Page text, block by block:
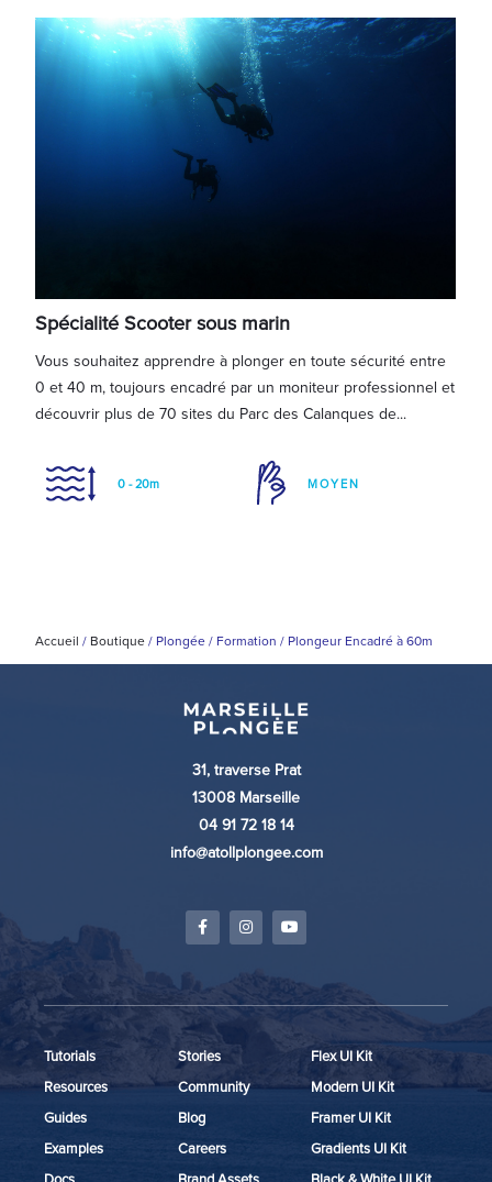
Spécialité Scooter sous marin
Vous souhaitez apprendre à plonger en toute sécurité entre
0 et 40 m, toujours encadré par un moniteur professionnel et
découvrir plus de 70 sites du Parc des Calanques de...
0 - 20m MOYEN
Accueil / Boutique / Plongée / Formation / Plongeur Encadré à 60m
31, traverse Prat
13008 Marseille
04 91 72 18 14
info@atollplongee.com
Tutorials
Resources
Guides
Examples
Stories
Community
Blog
Careers
Flex UI Kit
Modern UI Kit
Framer UI Kit
Gradients UI Kit